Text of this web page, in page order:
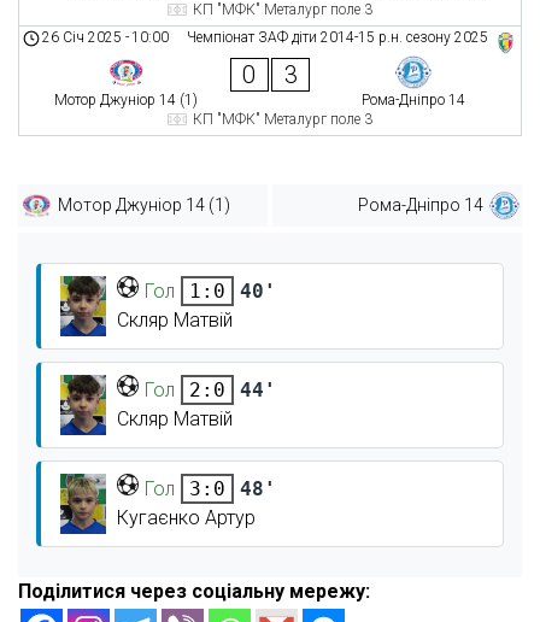
КП "МФК" Металург поле 3
Чемпіонат ЗАФ діти 2014-15 р.н. сезону 2025
26 Січ 2025 -10:00
Мотор Джуніор 14 (1)
0 3
Рома-Дніпро 14
КП "МФК" Металург поле 3
Мотор Джуніор 14 (1) Рома-Дніпро 14
Гол 1:0
40'
Скляр Матвій
Гол 2:0
44'
Скляр Матвій
Гол 3:0
48'
Кугаєнко Артур
Поділитися через соціальну мережу: